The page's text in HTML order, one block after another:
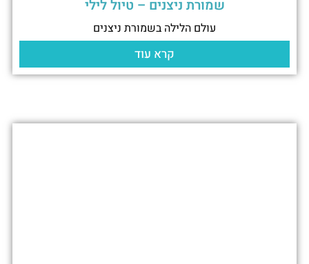
שמורת ניצנים – טיול לילי
עולם הלילה בשמורת ניצנים
קרא עוד